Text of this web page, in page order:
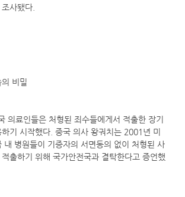
사됐다.
비밀
의료인들은 처형된 죄수들에게서 적출한 장기
기 시작했다. 중국 의사 왕궈치는 2001년 미
내 병원들이 기증자의 서면동의 없이 처형된 사
출하기 위해 국가안전국과 결탁한다고 증언했